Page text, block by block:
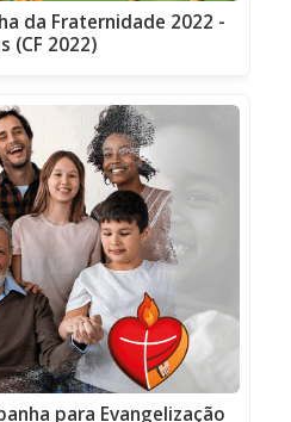
da Fraternidade 2022 -
(CF 2022)
para Evangelização